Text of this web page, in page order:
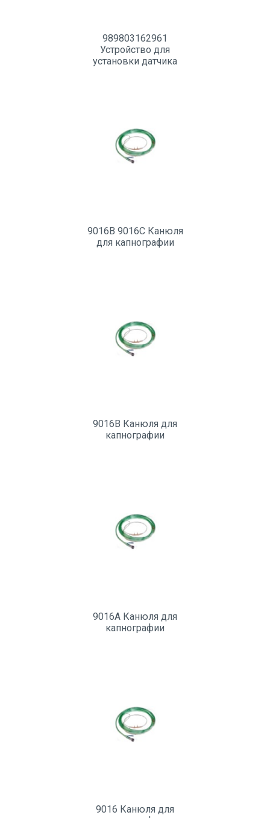
989803162961
Устройство для
установки датчика
9016B 9016C Канюля
для капнографии
9016B Канюля для
капнографии
9016A Канюля для
капнографии
9016 Канюля для